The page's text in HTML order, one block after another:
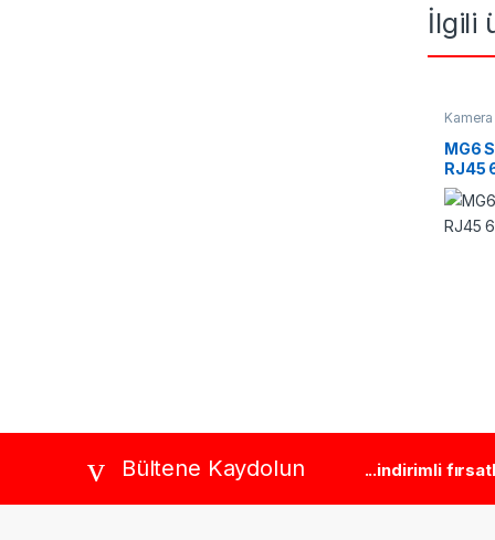
İlgili
MG6
RJ45
Brands CarouselBültene Kaydolun ...indirimli